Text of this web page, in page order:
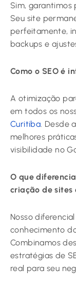
Sim,
Seu site
perfeitamente,
backups e
Como o SEO é
A otimização
em todos os
Curitiba. Desde
melhores
visibilidade no
O que
criação de sites
Nosso
conhecimento
Combinamos
estratégias de
real para seu